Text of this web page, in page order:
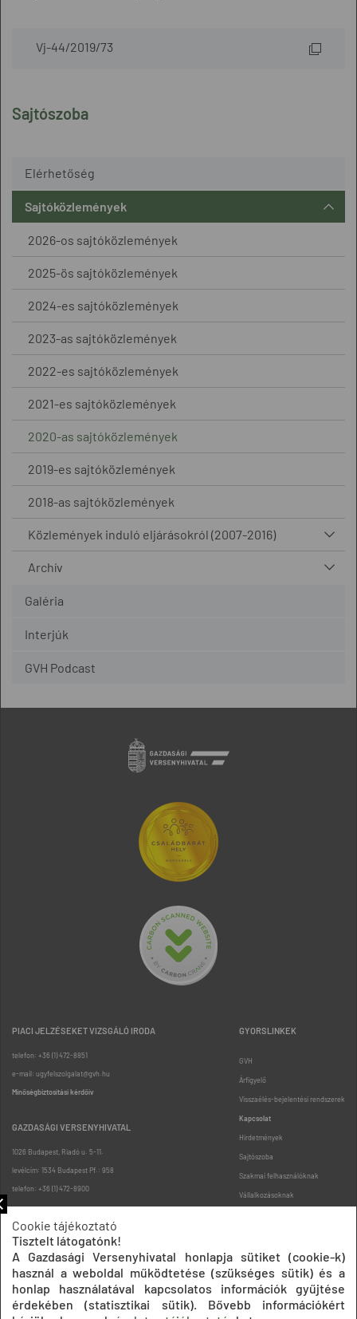
Sajtószoba
Elérhetőség
Sajtóközlemények
2026-os sajtóközlemények
2025-ös sajtóközlemények
2024-es sajtóközlemények
2023-as sajtóközlemények
2022-es sajtóközlemények
2021-es sajtóközlemények
2020-as sajtóközlemények
2019-es sajtóközlemények
2018-as sajtóközlemények
Közlemények induló eljárásokról (2007-2016)
Archív
Galéria
Interjúk
GVH Podcast
Vj-44/2019/73
PIACI JELZÉSEKET VIZSGÁLÓ IRODA
telefon: +36 (1) 472-8851
e-mail: ugyfelszolgalat@gvh.hu
Minőségbiztosítási kérdőív
GAZDASÁGI VERSENYHIVATAL
1026 Budapest, Riadó u. 5-11.
levélcím: 1534 Budapest Pf.: 958
telefon: +36 (1) 472-8900
GYORSLINKEK
GVH
Árfigyelő
Visszaélés-bejelentési rendszerek
Kapcsolat
Hirdetmények
Sajtószoba
Szakmai felhasználóknak
Vállalkozásoknak
Oldaltérkép
Cookie tájékoztató
Tisztelt látogatónk!
A Gazdasági Versenyhivatal honlapja sütiket (cookie-k)
használ a weboldal működtetése (szükséges sütik) és a
honlap használatával kapcsolatos információk gyűjtése
érdekében (statisztikai sütik). Bővebb információkért